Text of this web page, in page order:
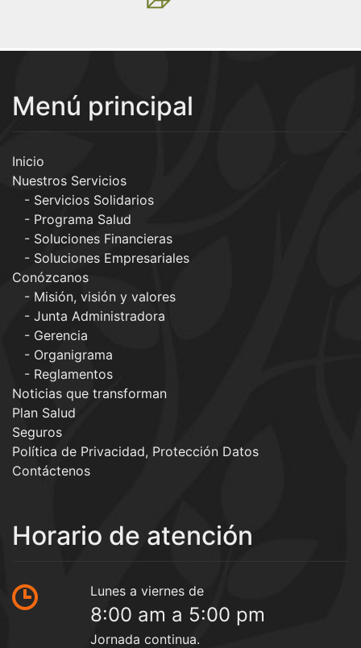
Menú principal
Inicio
Nuestros Servicios
Servicios Solidarios
Programa Salud
Soluciones Financieras
Soluciones Empresariales
Conózcanos
Misión, visión y valores
Junta Administradora
Gerencia
Organigrama
Reglamentos
Noticias que transforman
Plan Salud
Seguros
Política de Privacidad, Protección Datos
Contáctenos
Horario de atención
Lunes a viernes de
8:00 am a 5:00 pm
Jornada continua.